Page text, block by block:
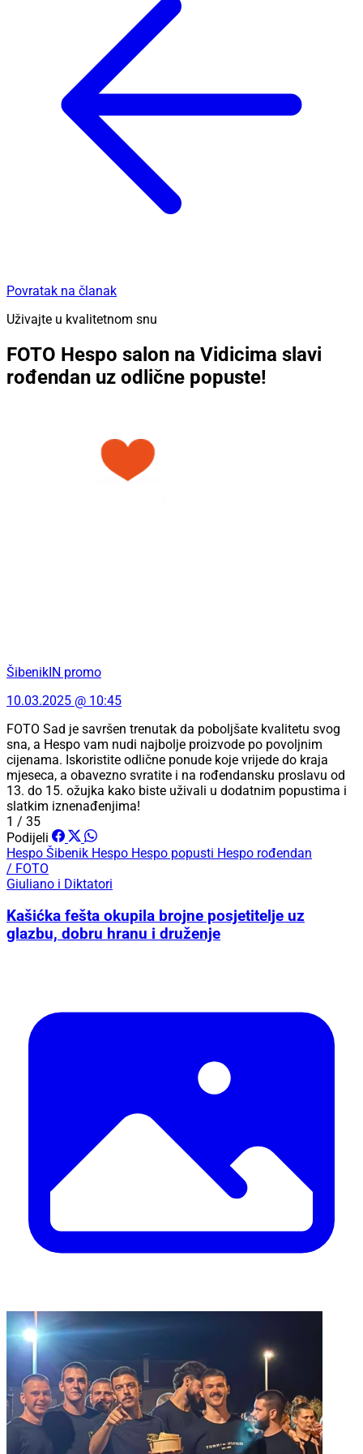
Povratak na članak
Uživajte u kvalitetnom snu
FOTO Hespo salon na Vidicima slavi
rođendan uz odlične popuste!
ŠibenikIN promo
10.03.2025 @ 10:45
FOTO Sad je savršen trenutak da poboljšate kvalitetu svog
sna, a Hespo vam nudi najbolje proizvode po povoljnim
cijenama. Iskoristite odlične ponude koje vrijede do kraja
mjeseca, a obavezno svratite i na rođendansku proslavu od
13. do 15. ožujka kako biste uživali u dodatnim popustima i
slatkim iznenađenjima!
1 / 35
Podijeli
Hespo Šibenik Hespo Hespo popusti Hespo rođendan
/ FOTO
Giuliano i Diktatori
Kašićka fešta okupila brojne posjetitelje uz
glazbu, dobru hranu i druženje